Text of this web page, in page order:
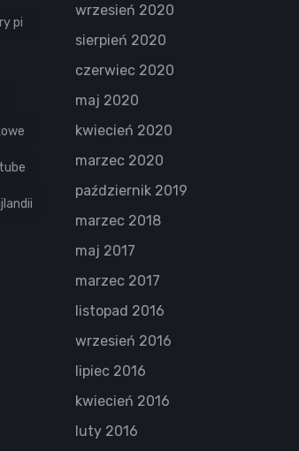
pi
wrzesień 2020
sierpień 2020
czerwiec 2020
maj 2020
kwiecień 2020
marzec 2020
październik 2019
marzec 2018
maj 2017
marzec 2017
listopad 2016
wrzesień 2016
lipiec 2016
kwiecień 2016
luty 2016